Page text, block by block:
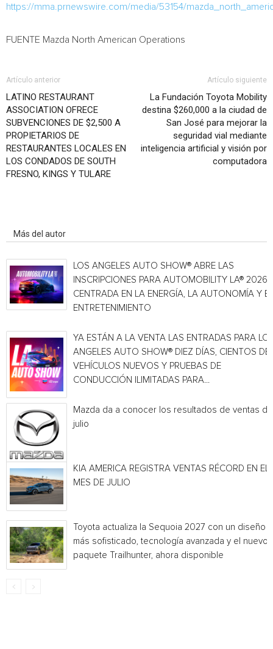
https://mma.prnewswire.com/media/53154/
FUENTE Mazda North American Operations
Artículo anterior
LATINO RESTAURANT
ASSOCIATION OFRECE
SUBVENCIONES DE $2,500 A
PROPIETARIOS DE
RESTAURANTES LOCALES EN
LOS CONDADOS DE SOUTH
FRESNO, KINGS Y TULARE
Artículo siguiente
La Fundación Toyota Mobility
destina $260,000 a la ciudad de
San José para mejorar la
seguridad vial mediante
inteligencia artificial y visión por
computadora
Más del autor
LOS ANGELES AUTO SHOW® ABRE LAS
INSCRIPCIONES PARA AUTOMOBILITY LA® 2026,
CENTRADA EN LA ENERGÍA, LA AUTONOMÍA Y EL
ENTRETENIMIENTO
YA ESTÁN A LA VENTA LAS ENTRADAS PARA
ANGELES AUTO SHOW® DIEZ DÍAS, CIENTOS DE
VEHÍCULOS NUEVOS Y PRUEBAS DE
CONDUCCIÓN ILIMITADAS PARA...
Mazda da a conocer los resultados de ventas de
julio
KIA AMERICA REGISTRA VENTAS RÉCORD EN EL
MES DE JULIO
Toyota actualiza la Sequoia 2027 con un diseño
más sofisticado, tecnología avanzada y el nuevo
paquete Trailhunter, ahora disponible